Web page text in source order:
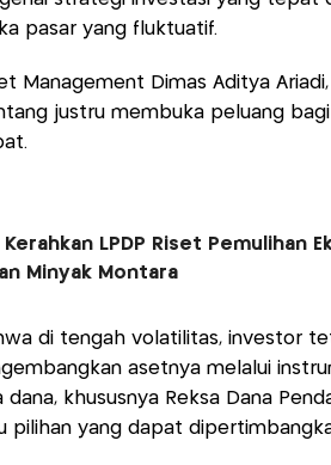
pasar yang fluktuatif.
Management Dimas Aditya
justru membuka peluang
Kerahkan LPDP Riset Pemulihan
Minyak Montara
di tengah volatilitas, investor
asetnya melalui
dana, khususnya Reksa Dana
pilihan yang dapat